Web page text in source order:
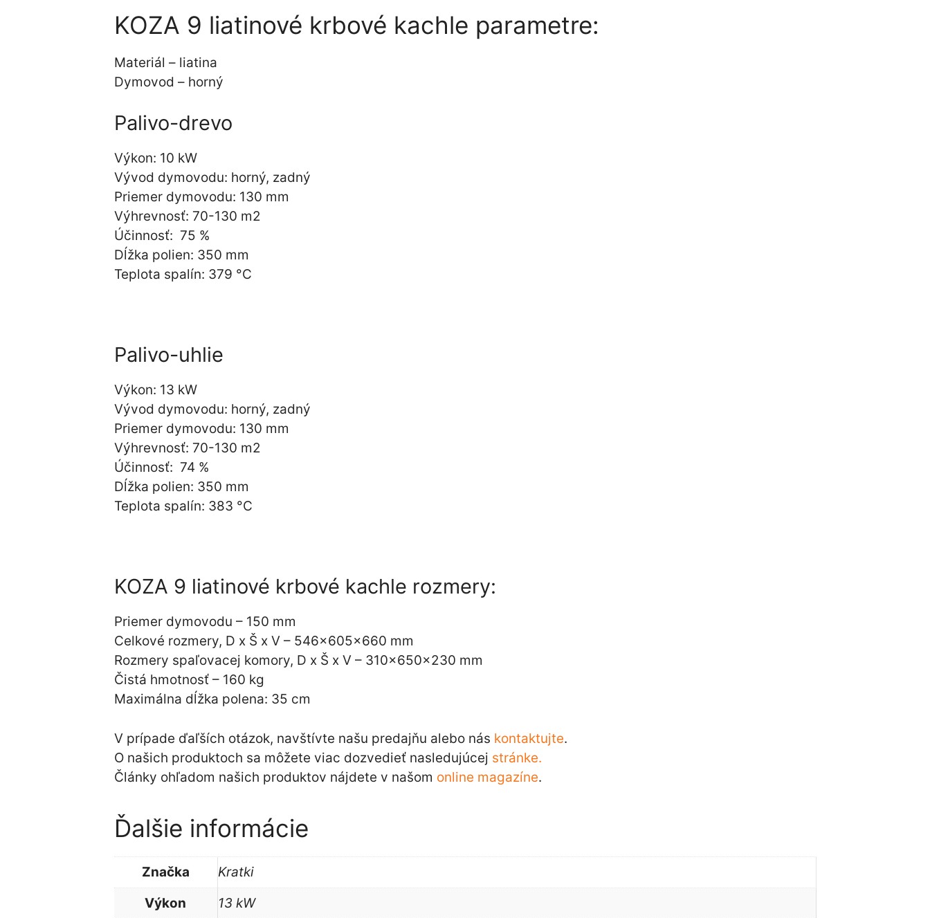
KOZA 9 liatinové krbové kachle parametre:
Materiál – liatina
Dymovod – horný
Palivo-drevo
Výkon: 10 kW
Vývod dymovodu: horný, zadný
Priemer dymovodu: 130 mm
Výhrevnosť: 70-130 m2
Účinnosť: 75 %
Dĺžka polien: 350 mm
Teplota spalín: 379 °C
Palivo-uhlie
Výkon: 13 kW
Vývod dymovodu: horný, zadný
Priemer dymovodu: 130 mm
Výhrevnosť: 70-130 m2
Účinnosť: 74 %
Dĺžka polien: 350 mm
Teplota spalín: 383 °C
KOZA 9 liatinové krbové kachle rozmery:
Priemer dymovodu – 150 mm
Celkové rozmery, D x Š x V – 546x605x660 mm
Rozmery spaľovacej komory, D x Š x V – 310x650x230 mm
Čistá hmotnosť – 160 kg
Maximálna dĺžka polena: 35 cm
V prípade ďaľších otázok, navštívte našu predajňu alebo nás kontaktujte.
O našich produktoch sa môžete viac dozvedieť nasledujúcej stránke.
Články ohľadom našich produktov nájdete v našom online magazíne.
Ďalšie informácie
Značka
Kratki
Výkon
13 kW